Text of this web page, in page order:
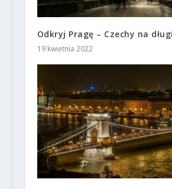
Odkryj Pragę – Czechy na
19 kwietnia 2022